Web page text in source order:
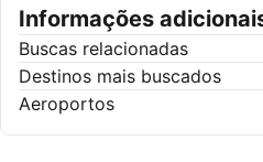
Informações
Buscas relacionadas
Destinos mais buscados
Aeroportos